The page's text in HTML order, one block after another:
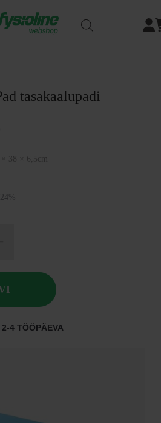
tasakaalupadi
hinnang:
38 × 6,5cm
4 TÖÖPÄEVA